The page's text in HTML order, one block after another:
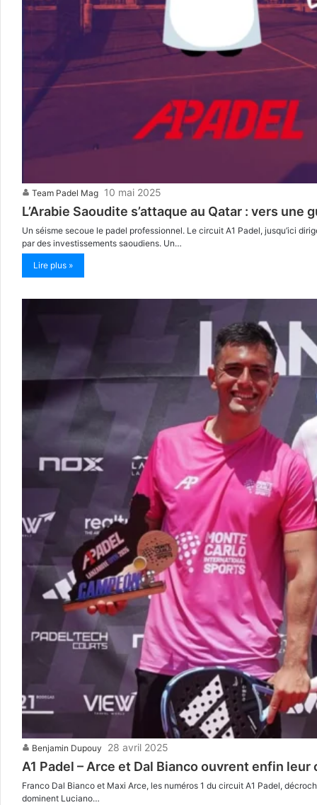
Team Padel Mag 10 mai 2025
L’Arabie Saoudite s’attaque au Qatar : vers
Un séisme secoue le padel professionnel. Le circuit A1 Padel, jusqu’ici
par des investissements saoudiens. Un…
Lire plus »
Benjamin Dupouy 28 avril 2025
A1 Padel – Arce et Dal Bianco ouvrent enfin
Franco Dal Bianco et Maxi Arce, les numéros 1 du circuit A1 Padel,
dominent Luciano…